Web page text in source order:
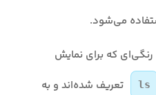
می‌شود.
که برای نمایش
ls
تعریف شده‌اند و به